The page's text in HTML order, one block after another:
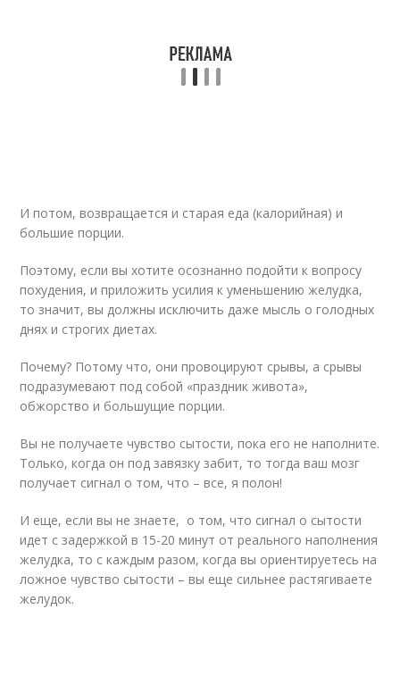
И потом, возвращается и старая еда (калорийная) и
большие порции.
Поэтому, если вы хотите осознанно подойти к вопросу
похудения, и приложить усилия к уменьшению желудка,
то значит, вы должны исключить даже мысль о голодных
днях и строгих диетах.
Почему? Потому что, они провоцируют срывы, а срывы
подразумевают под собой «праздник живота»,
обжорство и большущие порции.
Вы не получаете чувство сытости, пока его не наполните.
Только, когда он под завязку забит, то тогда ваш мозг
получает сигнал о том, что – все, я полон!
И еще, если вы не знаете, о том, что сигнал о сытости
идет с задержкой в 15-20 минут от реального наполнения
желудка, то с каждым разом, когда вы ориентируетесь на
ложное чувство сытости – вы еще сильнее растягиваете
желудок.